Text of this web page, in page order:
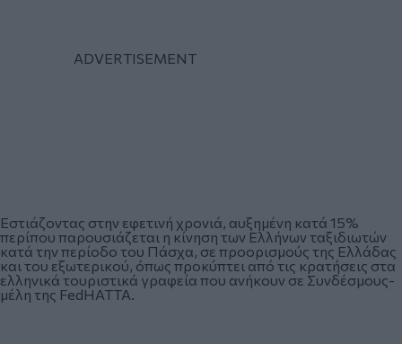
Εστιάζοντας στην εφετινή χρονιά, αυξημένη κατά 15%
περίπου παρουσιάζεται η κίνηση των Ελλήνων ταξιδιωτών
κατά την περίοδο του Πάσχα, σε προορισμούς της Ελλάδας
και του εξωτερικού, όπως προκύπτει από τις κρατήσεις στα
ελληνικά τουριστικά γραφεία που ανήκουν σε Συνδέσμους-
μέλη της FedHATTA.